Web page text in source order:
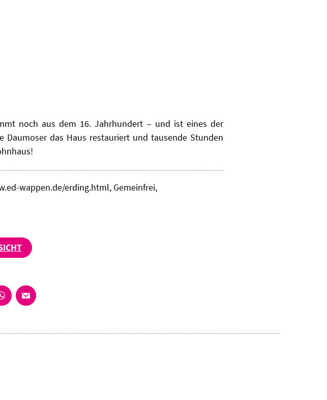
noch aus dem 16. Jahrhundert – und ist eines der
das Haus restauriert und tausende Stunden
wappen.de/erding.html, Gemeinfrei,